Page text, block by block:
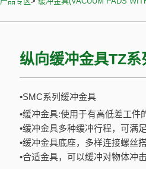
纵向缓冲金具TZ系
•SMC系列缓冲金具
•缓冲金具:使用于有高低差工件
•缓冲金具多种缓冲行程，可满
•缓冲金具底座，多样连接螺丝
•合适金具，可以缓冲对物体冲击